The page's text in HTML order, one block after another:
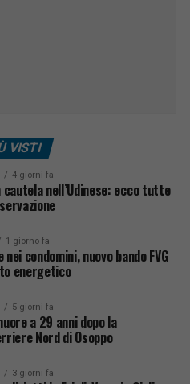
VISTI
4 giorni fa
cautela nell’Udinese: ecco tutte
1 giorno fa
condomini, nuovo bando FVG
energetico
5 giorni fa
a 29 anni dopo la
Nord di Osoppo
3 giorni fa